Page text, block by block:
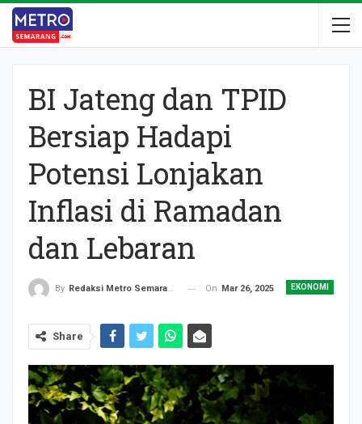
BI Jateng dan TPID
Bersiap Hadapi
Potensi Lonjakan
Inflasi di Ramadan
dan Lebaran
EKONOMI
By Redaksi Metro Semarang On Mar 26, 2025
Share